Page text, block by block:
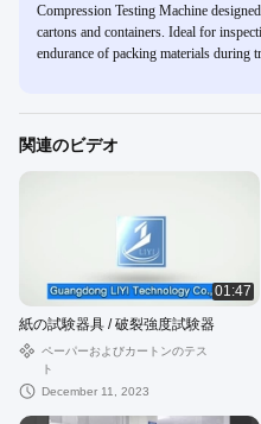
Compression Testing Machine
cartons and containers. Ideal for
endurance of packing materials during
関連のビデオ
01:47
紙の試験器具 / 破裂強度試験器
ペーパーおよびカートンのテス
ト
December 11, 2023